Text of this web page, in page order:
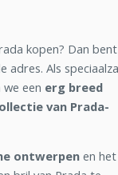
kopen? Dan
adres. Als
een erg breed
van Prada-
ontwerpen en het